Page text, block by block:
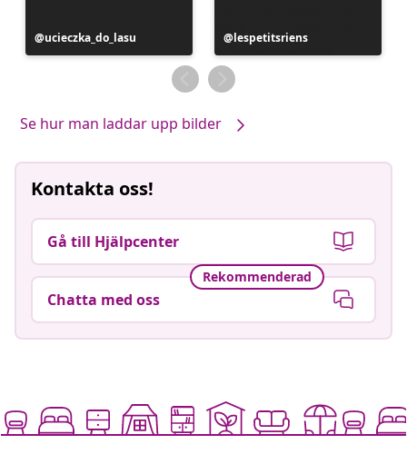
Inlägg
publicerat
ucieczka_do_lasu
Inlägg
publicerat
av
lespetitsriens
Se hur man laddar upp bilder
Kontakta oss!
Gå till Hjälpcenter
Rekommenderad
Chatta med oss